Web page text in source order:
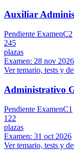
Auxiliar
Pendiente ExamenC2
245
plazas
Examen: 28 nov 2026
Ver temario, tests y
Administrativo
Pendiente ExamenC1
122
plazas
Examen: 31 oct 2026
Ver temario, tests y